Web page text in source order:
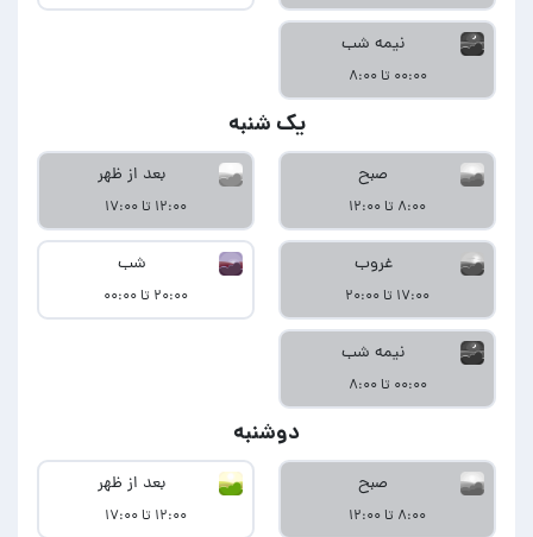
نیمه شب
۰۰:۰۰ تا ۸:۰۰
یک شنبه
صبح
۸:۰۰ تا ۱۲:۰۰
بعد از ظهر
۱۲:۰۰ تا ۱۷:۰۰
غروب
۱۷:۰۰ تا ۲۰:۰۰
شب
۲۰:۰۰ تا ۰۰:۰۰
نیمه شب
۰۰:۰۰ تا ۸:۰۰
دوشنبه
صبح
۸:۰۰ تا ۱۲:۰۰
بعد از ظهر
۱۲:۰۰ تا ۱۷:۰۰